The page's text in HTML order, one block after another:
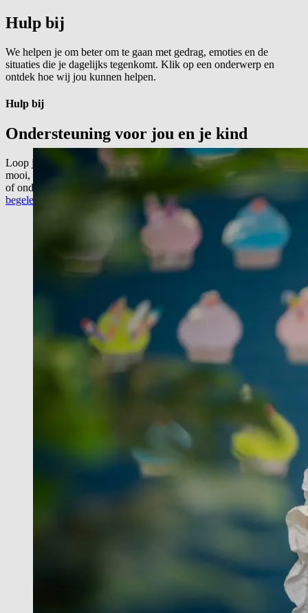
Hulp bij
We helpen je om beter om te gaan met gedrag, emoties en de
situaties die je dagelijks tegenkomt. Klik op een onderwerp en
ontdek hoe wij jou kunnen helpen.
Hulp bij
Ondersteuning voor jou en je kind
Loop je soms even vast? Dat is helemaal niet gek. Opvoeden is
mooi, maar soms ook gewoon lastig en zeker als je kind extra zorg
of ondersteuning nodig heeft. Bij Loofles bieden we
begeleiding
voor jouw kind én voor jou als ouder.